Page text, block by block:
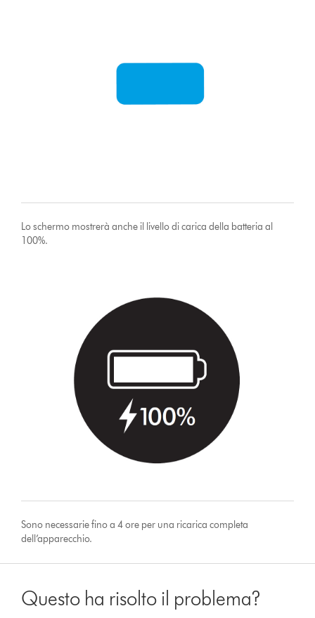
Lo schermo mostrerà anche il livello di carica della batteria al
100%.
Sono necessarie fino a 4 ore per una ricarica completa
dell’apparecchio.
Questo ha risolto il problema?